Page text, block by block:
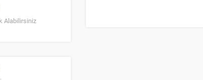
Alabilirsiniz